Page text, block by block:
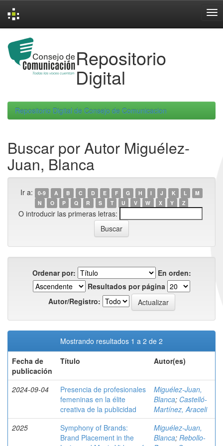
navigation
Repositorio
Digital
Repositorio Digital de Consejo de Comunicacion
Buscar por Autor Miguélez-
Juan, Blanca
Ir a: 0-9 A B C D E F G H I J K L
M
N
O P Q R S T U V W X Y Z
O introducir las primeras letras:
Ordenar por:
En orden:
Resultados por página
Autor/Registro:
Mostrando resultados 1 a 2 de 2
Fecha de
publicación
Título Autor(es)
2024-09-04
Presencia de profesionales
femeninas en la élite
creativa de la publicidad
Miguélez-Juan,
Blanca; Castelló-
Martínez, Araceli
2025
Symphony of Brands:
Brand Placement in the
Miguélez-Juan,
Blanca; Rebollo-